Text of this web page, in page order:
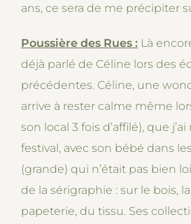
ans, ce sera de me précipiter
Poussière des Rues : Là
déjà parlé de Céline lors des
précédentes. Céline, une
arrive à rester calme même
son local 3 fois d’affilé), que
festival, avec son bébé dans
(grande) qui n’était pas bien
de la sérigraphie : sur le bois,
papeterie, du tissu. Ses